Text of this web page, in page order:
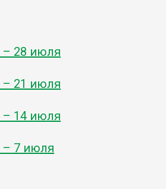
– 28 июля
– 21 июля
– 14 июля
– 7 июля